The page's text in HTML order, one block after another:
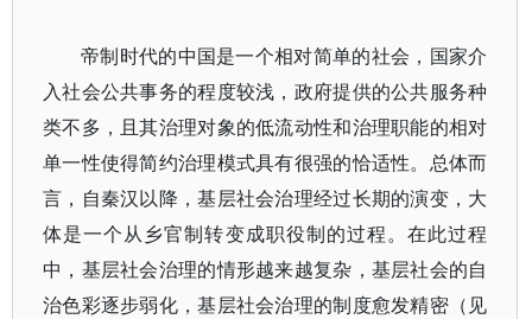
帝制时代的中国是一个相对简单的社会，国家介
入社会公共事务的程度较浅，政府提供的公共服务种
类不多，且其治理对象的低流动性和治理职能的相对
单一性使得简约治理模式具有很强的恰适性。总体而
言，自秦汉以降，基层社会治理经过长期的演变，大
体是一个从乡官制转变成职役制的过程。在此过程
中，基层社会治理的情形越来越复杂，基层社会的自
治色彩逐步弱化，基层社会治理的制度愈发精密（见